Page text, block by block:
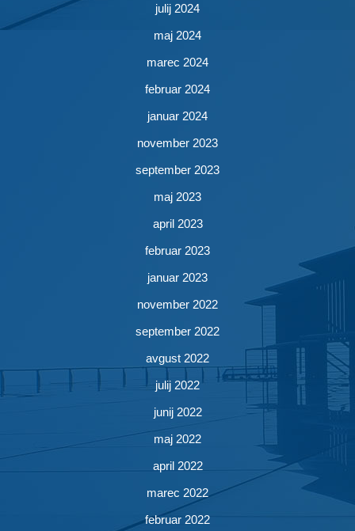
julij 2024
maj 2024
marec 2024
februar 2024
januar 2024
november 2023
september 2023
maj 2023
april 2023
februar 2023
januar 2023
november 2022
september 2022
avgust 2022
julij 2022
junij 2022
maj 2022
april 2022
marec 2022
februar 2022